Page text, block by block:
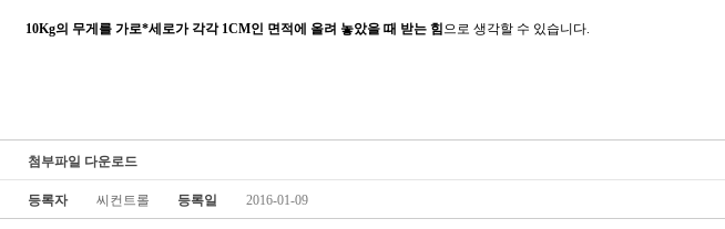
10Kg의 무게를 가로*세로가 각각 1CM인 면적에 올려 놓았을 때 받는 힘 으로 생각할 수 있습니다.
첨부파일 다운로드
등록자 씨컨트롤 등록일 2016-01-09